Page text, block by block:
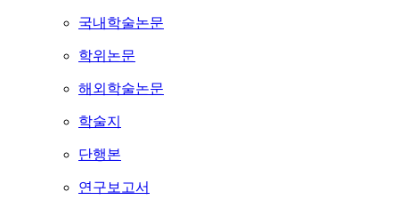
국내학술논문
학위논문
해외학술논문
학술지
단행본
연구보고서